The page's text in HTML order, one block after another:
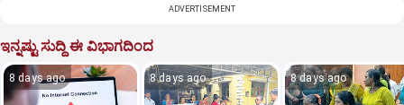
ADVERTISEMENT
ಇನ್ನಷ್ಟು ಸುದ್ದಿ ಈ ವಿಭಾಗದಿಂದ
8 days ago 8 days ago 8 days ago